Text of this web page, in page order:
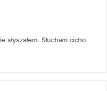
słyszałem. Słucham cicho